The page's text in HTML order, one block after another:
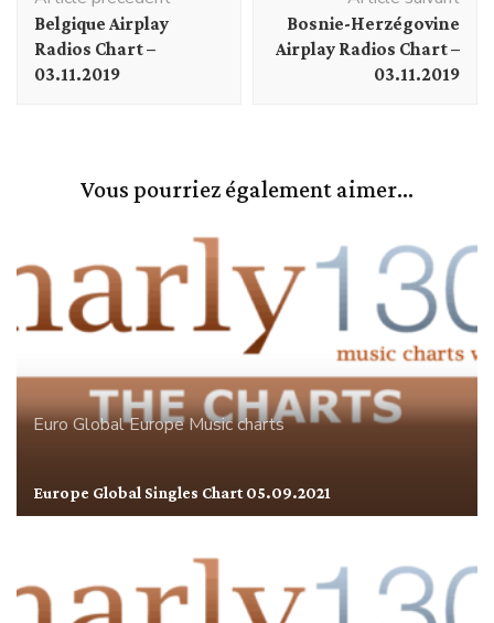
d'article
Belgique Airplay
Radios Chart –
03.11.2019
Bosnie-Herzégovine
Airplay Radios Chart –
03.11.2019
Vous pourriez également aimer...
Euro GlobalEuropeMusic charts
Europe Global Singles Chart 05.09.2021